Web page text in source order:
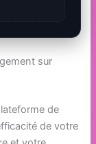
sur
de
de votre